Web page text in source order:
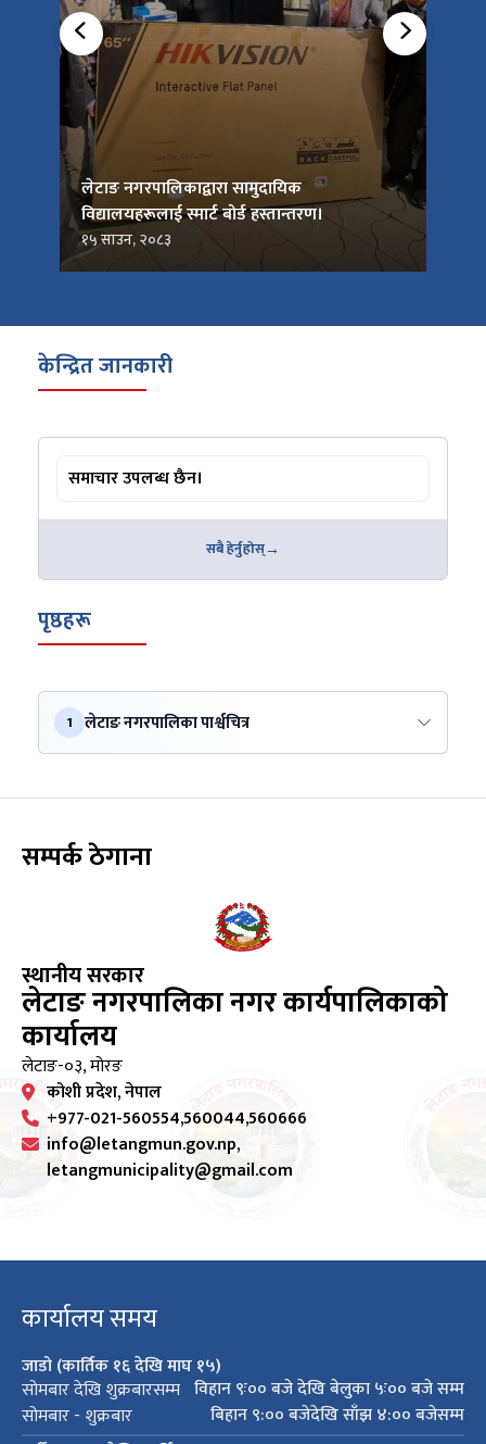
लेटाङ नगरपालिकाद्वारा सामुदायिक
विद्यालयहरूलाई स्मार्ट बोर्ड हस्तान्तरण।
१५ साउन, २०८३
केन्द्रित जानकारी
समाचार उपलब्ध छैन।
सबै हेर्नुहोस्
पृष्ठहरू
1 लेटाङ नगरपालिका पार्श्वचित्र
सम्पर्क ठेगाना
स्थानीय सरकार
लेटाङ नगरपालिका नगर कार्यपालिकाको
कार्यालय
लेटाङ-०३, मोरङ
कोशी प्रदेश, नेपाल
+977-021-560554,560044,560666
info@letangmun.gov.np,
letangmunicipality@gmail.com
कार्यालय समय
जाडो (कार्तिक १६ देखि माघ १५)
सोमबार देखि शुक्रबारसम्म विहान ९ः०० बजे देखि बेलुका ५ः०० बजे सम्म
सोमबार - शुक्रबार
बिहान ९:०० बजेदेखि साँझ ४:०० बजेसम्म